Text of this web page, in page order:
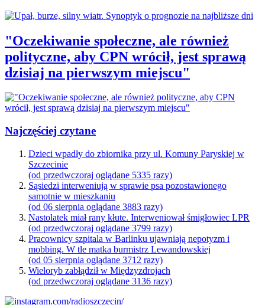
"Oczekiwanie społeczne, ale również
polityczne, aby CPN wrócił, jest sprawą
dzisiaj na pierwszym miejscu"
Najczęściej czytane
Dzieci wpadły do zbiornika przy ul. Komuny Paryskiej w
Szczecinie
(od przedwczoraj oglądane 5335 razy)
Sąsiedzi interweniują w sprawie psa pozostawionego
samotnie w mieszkaniu
(od 06 sierpnia oglądane 3883 razy)
Nastolatek miał rany kłute. Interweniował śmigłowiec LPR
(od przedwczoraj oglądane 3799 razy)
Pracownicy szpitala w Barlinku ujawniają nepotyzm i
mobbing. W tle matka burmistrz Lewandowskiej
(od 05 sierpnia oglądane 3712 razy)
Wieloryb zabłądził w Międzyzdrojach
(od przedwczoraj oglądane 3136 razy)